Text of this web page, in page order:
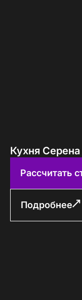
Кухня
Рассчитать
Подробнее